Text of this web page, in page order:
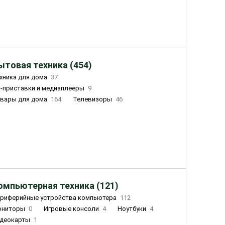
техника (454)
для дома 37
приставки и медиаплееры
9
для дома 164 Телевизоры 46
техника (121)
устройства компьютера 112
0 Игровые консоли 4 Ноутбуки 4
1